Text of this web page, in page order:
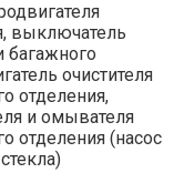
выключатель
багажного
очистителя
отделения,
и омывателя
отделения (насос